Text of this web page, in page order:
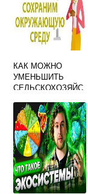
КАК МОЖНО
УМЕНЬШИТЬ
СЕЛЬСКОХОЗЯЙС
ЗАГРЯЗНЕНИЕ
СРЕДЫ